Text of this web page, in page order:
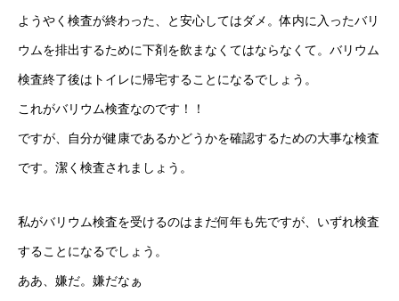
ようやく検査が終わった、と安心してはダメ。体内に入ったバリ
ウムを排出するために下剤を飲まなくてはならなくて。バリウム
検査終了後はトイレに帰宅することになるでしょう。
これがバリウム検査なのです！！
ですが、自分が健康であるかどうかを確認するための大事な検査
です。潔く検査されましょう。
私がバリウム検査を受けるのはまだ何年も先ですが、いずれ検査
することになるでしょう。
ああ、嫌だ。嫌だなぁ